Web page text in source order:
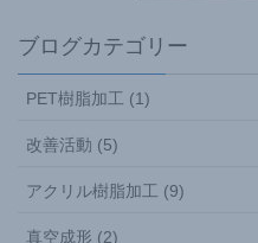
ブログカテゴリー
PET樹脂加工 (1)
改善活動 (5)
アクリル樹脂加工 (9)
真空成形 (2)